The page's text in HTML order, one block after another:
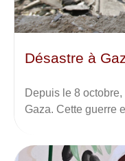
Désastre à
Depuis le 8
Gaza. Cette guerre